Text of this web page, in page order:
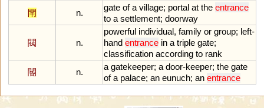
閈
n.
gate of a village; portal at the entrance
to a settlement; doorway
閥 n.
powerful individual, family or group; left-
hand entrance in a triple gate;
classification according to rank
閽
n.
a gatekeeper; a door-keeper; the gate
of a palace; an eunuch; an entrance